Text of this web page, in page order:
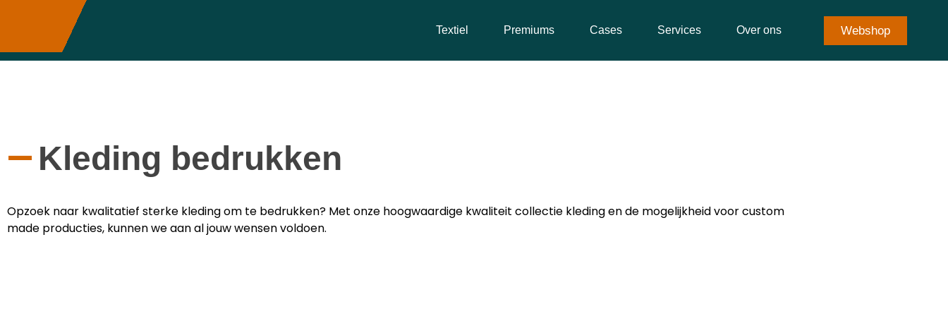
Textiel Premiums Cases Services Over ons Webshop
— Kleding bedrukken
Opzoek naar kwalitatief sterke kleding om te bedrukken? Met onze hoogwaardige kwaliteit collectie kleding en de mogelijkheid voor custom
made producties, kunnen we aan al jouw wensen voldoen.